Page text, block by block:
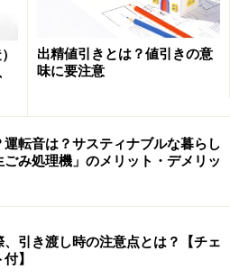
出精値引きとは？値引きの意
味に要注意
運転音は？サスティナブルな暮らし
ごみ処理機」のメリット・デメリッ
、引き渡し時の注意点とは？【チェ
】